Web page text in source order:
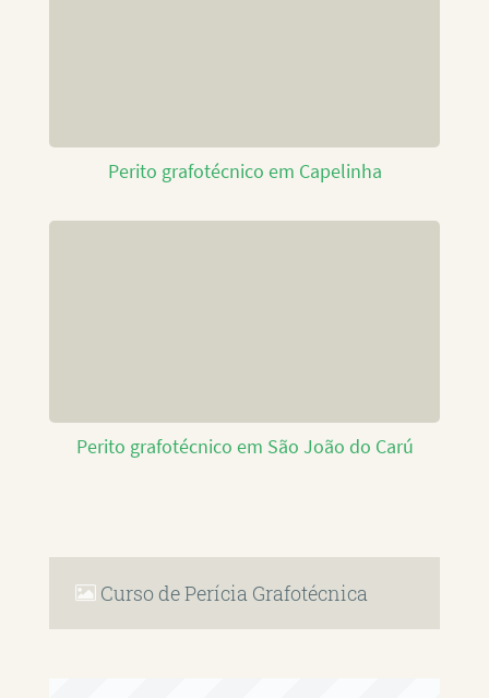
Perito grafotécnico em Capelinha
Perito grafotécnico em São João do Carú
Curso de Perícia Grafotécnica